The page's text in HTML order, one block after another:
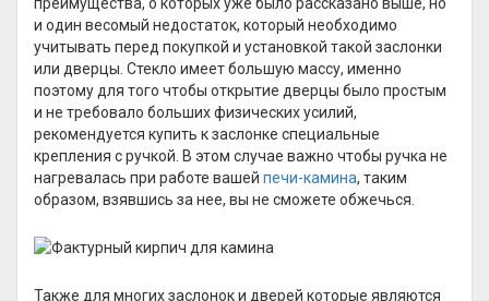
и один весомый недостаток, который необходимо
учитывать перед покупкой и установкой такой заслонки
или дверцы. Стекло имеет большую массу, именно
поэтому для того чтобы открытие дверцы было простым
и не требовало больших физических усилий,
рекомендуется купить к заслонке специальные
крепления с ручкой. В этом случае важно чтобы ручка не
нагревалась при работе вашей печи-камина, таким
образом, взявшись за нее, вы не сможете обжечься.
Также для многих заслонок и дверей которые являются